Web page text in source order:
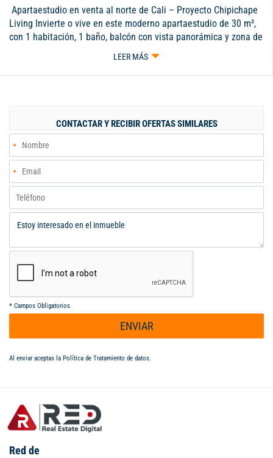
Apartaestudio en venta al norte de Cali – Proyecto Chipichape
Living Invierte o vive en este moderno apartaestudio de 30 m²,
con 1 habitación, 1 baño, balcón con vista panorámica y zona de
lavandería, ideal para quienes buscan practicidad y excelente
Chipichape, dentro del exclusivo proyecto Chipichape Living,
coworking, lavandería, sala de entretenimiento y sala de
reuniones.Además, contará con locales comerciales en su parte
inferior, creando un entorno dinámico y moderno. Proyecto con
alta valorización, ideal para vivir o invertir. Contáctanos ahora y
agenda tu visita para conocer esta gran oportunidad en el norte
de Cali.
LEER MÁS
CONTACTAR Y RECIBIR OFERTAS SIMILARES
* Campos Obligatorios
ENVIAR
Al enviar aceptas la Política de Tratamiento de datos.
Red de